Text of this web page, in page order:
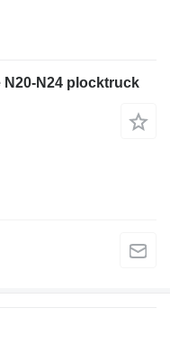
N20-N24 plocktruck